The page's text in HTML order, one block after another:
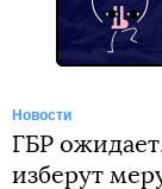
Новости
ГБР
изберут